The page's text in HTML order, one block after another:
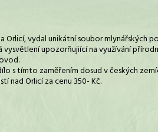
Orlicí, vydal unikátní soubor mlynářských
upozorňujiící na využívání
s tímto zaměřením dosud v českých
nad Orlicí za cenu 350- Kč.